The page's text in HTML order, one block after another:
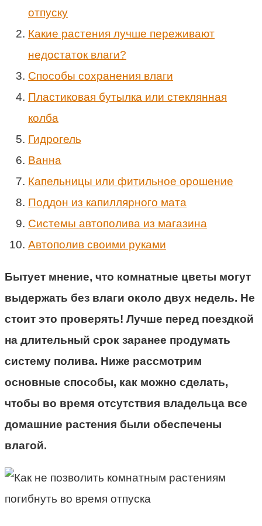
отпуску
Какие растения лучше переживают
недостаток влаги?
Способы сохранения влаги
Пластиковая бутылка или стеклянная
колба
Гидрогель
Ванна
Капельницы или фитильное орошение
Поддон из капиллярного мата
Системы автополива из магазина
Автополив своими руками
Бытует мнение, что комнатные цветы могут
выдержать без влаги около двух недель. Не
стоит это проверять! Лучше перед поездкой
на длительный срок заранее продумать
систему полива. Ниже рассмотрим
основные способы, как можно сделать,
чтобы во время отсутствия владельца все
домашние растения были обеспечены
влагой.